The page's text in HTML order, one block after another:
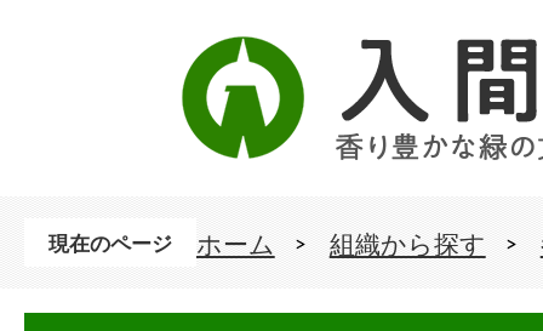
現在のページ ホーム 組織から探す